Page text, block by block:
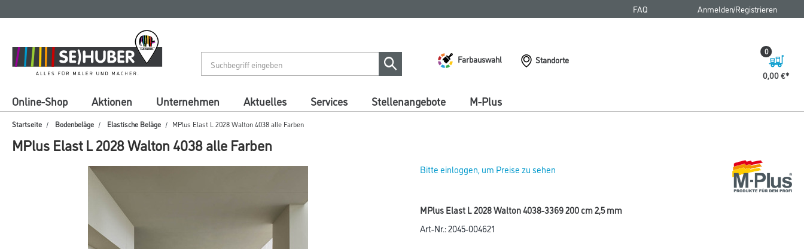
springen
springen
FAQ Anmelden/Registrieren
Farbauswahl
Standorte
0,00 €
0
Online-Shop Aktionen Unternehmen Aktuelles Services Stellenangebote M-Plus
Startseite Bodenbeläge Elastische Beläge MPlus Elast L 2028 Walton 4038 alle Farben
MPlus Elast L 2028 Walton 4038 alle Farben
Bitte einloggen, um Preise zu sehen
MPlus Elast L 2028 Walton 4038-3369 200 cm 2,5 mm
Art-Nr.:2045-004621